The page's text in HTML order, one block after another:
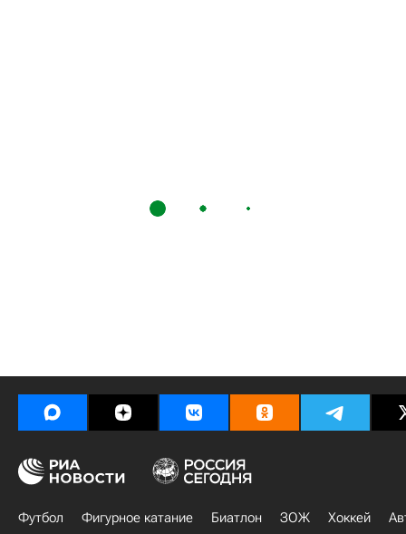
Футбол Фигурное катание Биатлон ЗОЖ Хоккей